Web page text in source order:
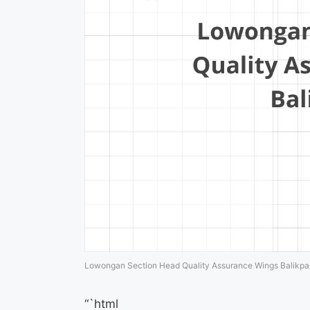
Lowongan Section Head Quality Assurance Wings
“`html